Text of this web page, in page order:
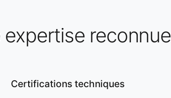
expertise reconnue
Certifications techniques